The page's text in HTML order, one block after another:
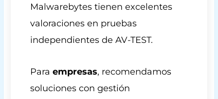
Malwarebytes tienen excelentes
valoraciones en pruebas
independientes de AV-TEST.
Paraempresas, recomendamos
soluciones con gestión